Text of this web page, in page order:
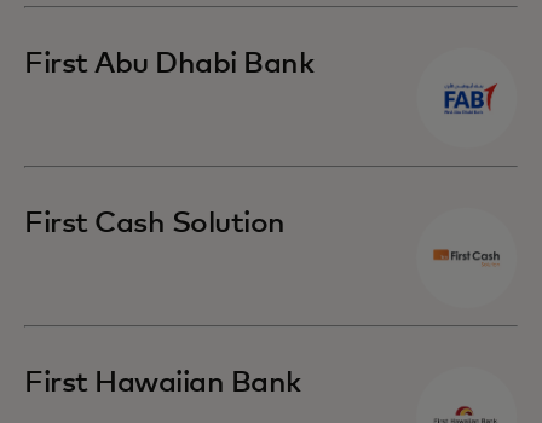
First Abu Dhabi Bank
First Cash Solution
First Hawaiian Bank